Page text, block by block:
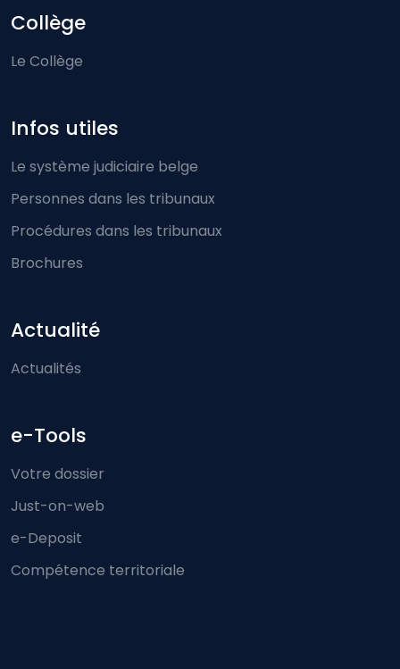
Collège
Le Collège
Infos utiles
Le système judiciaire belge
Personnes dans les tribunaux
Procédures dans les tribunaux
Brochures
Actualité
Actualités
e-Tools
Votre dossier
Just-on-web
e-Deposit
Compétence territoriale